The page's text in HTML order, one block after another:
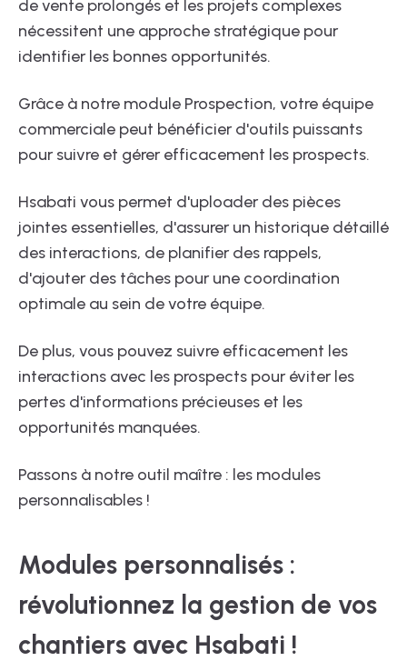
de vente prolongés et les projets complexes
nécessitent une approche stratégique pour
identifier les bonnes opportunités.
Grâce à notre module Prospection, votre équipe
commerciale peut bénéficier d'outils puissants
pour suivre et gérer efficacement les prospects.
Hsabati vous permet d'uploader des pièces
jointes essentielles, d'assurer un historique détaillé
des interactions, de planifier des rappels,
d'ajouter des tâches pour une coordination
optimale au sein de votre équipe.
De plus, vous pouvez suivre efficacement les
interactions avec les prospects pour éviter les
pertes d'informations précieuses et les
opportunités manquées.
Passons à notre outil maître : les modules
personnalisables !
Modules personnalisés :
révolutionnez la gestion de vos
chantiers avec Hsabati !